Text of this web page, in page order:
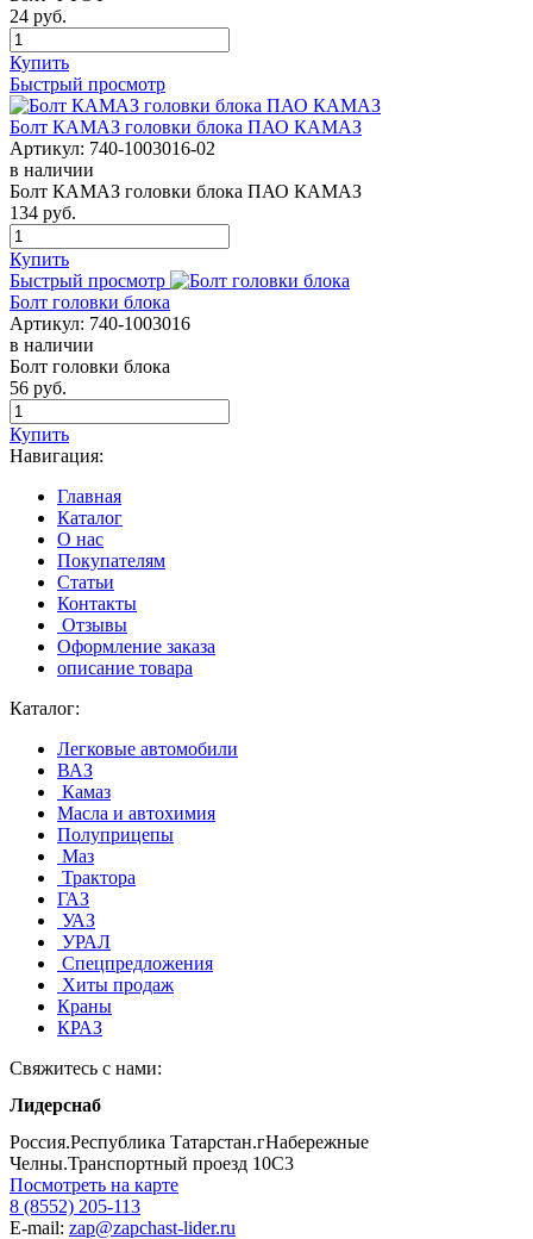
24 руб.
Купить
Быстрый просмотр
Болт КАМАЗ головки блока ПАО КАМАЗ
Артикул: 740-1003016-02
в наличии
Болт КАМАЗ головки блока ПАО КАМАЗ
134 руб.
Купить
Быстрый просмотр
Болт головки блока
Артикул: 740-1003016
в наличии
Болт головки блока
56 руб.
Купить
Навигация:
Главная
Каталог
О нас
Покупателям
Статьи
Контакты
Отзывы
Оформление заказа
описание товара
Каталог:
Легковые автомобили
ВАЗ
Камаз
Масла и автохимия
Полуприцепы
Маз
Трактора
ГАЗ
УАЗ
УРАЛ
Спецпредложения
Хиты продаж
Краны
КРАЗ
Свяжитесь с нами:
Лидерснаб
Россия.Республика Татарстан.гНабережные
Челны.Транспортный проезд 10С3
Посмотреть на карте
8 (8552) 205-113
E-mail: zap@zapchast-lider.ru